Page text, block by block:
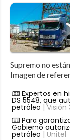
Supremo no
Imagen de
Expertos en
DS 5548, que
petróleo | Visión
Para
Gobierno
petróleo | Unitel